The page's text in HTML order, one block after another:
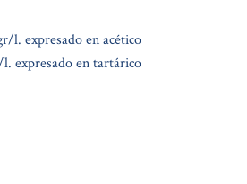
l. expresado en acético
expresado en tartárico